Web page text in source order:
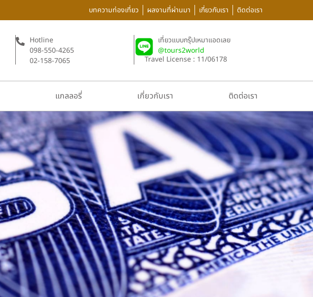
บทความท่องเที่ยว ผลงานที่ผ่านมา เกี่ยวกับเรา ติดต่อเรา
Hotline
098-550-4265
02-158-7065
เที่ยวแบบกรุ๊ปเหมาแอดเลย
@tours2world
Travel License : 11/06178
แกลลอรี่ เกี่ยวกับเรา ติดต่อเรา